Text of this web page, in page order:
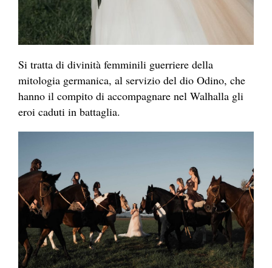
Si tratta di divinità femminili guerriere della
mitologia germanica, al servizio del dio Odino, che
hanno il compito di accompagnare nel Walhalla gli
eroi caduti in battaglia.